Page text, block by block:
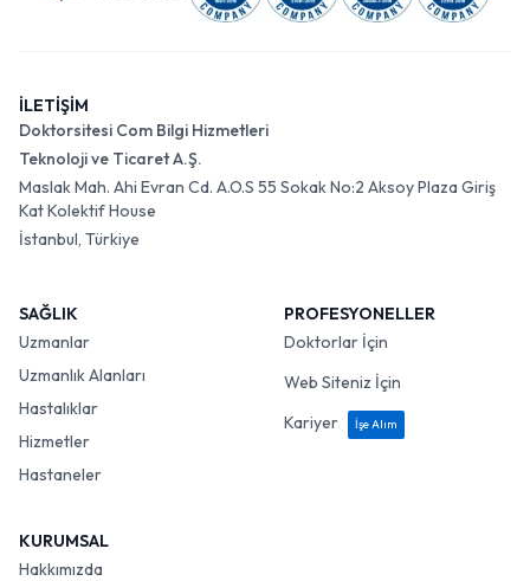
İLETİŞİM
Doktorsitesi Com Bilgi Hizmetleri
Teknoloji ve Ticaret A.Ş.
Maslak Mah. Ahi Evran Cd. A.O.S 55 Sokak No:2 Aksoy Plaza Giriş
Kat Kolektif House
İstanbul, Türkiye
SAĞLIK
Uzmanlar
Uzmanlık Alanları
Hastalıklar
Hizmetler
Hastaneler
PROFESYONELLER
Doktorlar İçin
Web Siteniz İçin
Kariyer
İşe Alım
KURUMSAL
Hakkımızda